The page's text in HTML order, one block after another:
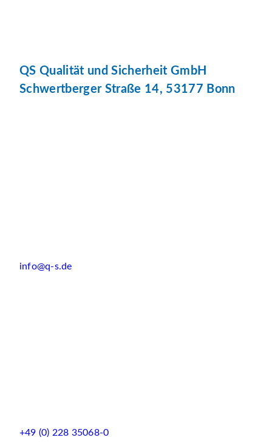
QS Qualität und Sicherheit GmbH
Schwertberger Straße 14, 53177 Bonn
info@q-s.de
+49 (0) 228 35068-0